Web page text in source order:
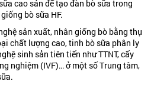
cao sản để tạo đàn bò sữa trong
bò sữa HF.
sản xuất, nhân giống bò bằng thụ
chất lượng cao, tinh bò sữa phân ly
sinh sản tiên tiến như TTNT, cấy
nghiệm (IVF)… ở một số Trung tâm,